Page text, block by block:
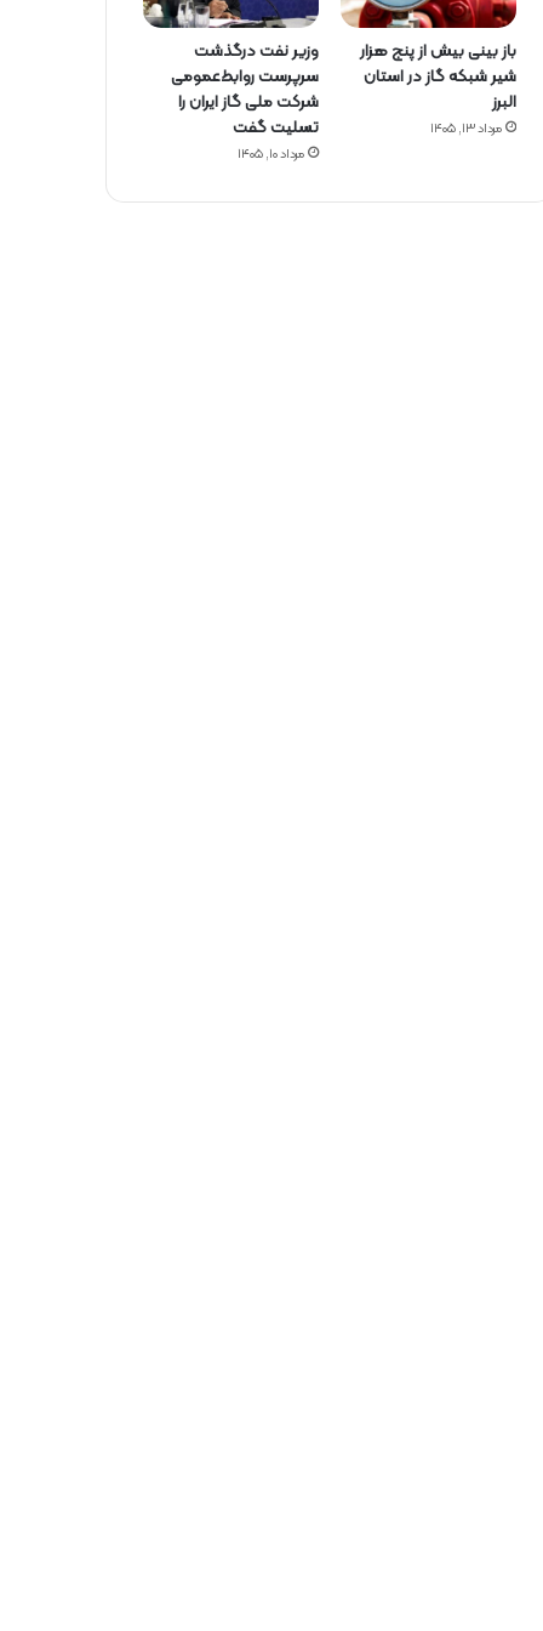
باز بینی بیش از پنج هزار
شیر شبکه گاز در استان
البرز
مرداد ۱۳, ۱۴۰۵
وزیر نفت درگذشت
سرپرست روابط‌عمومی
شرکت ملی گاز ایران را
تسلیت گفت
مرداد ۱۰, ۱۴۰۵